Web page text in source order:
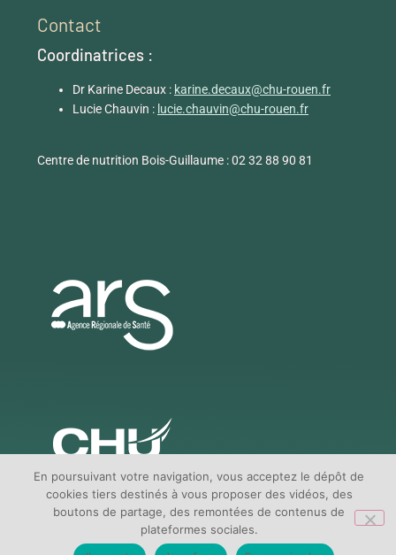
Contact
Coordinatrices :
Dr Karine Decaux : karine.decaux@chu-rouen.fr
Lucie Chauvin : lucie.chauvin@chu-rouen.fr
Centre de nutrition Bois-Guillaume : 02 32 88 90 81
En poursuivant votre navigation, vous acceptez le dépôt de
cookies tiers destinés à vous proposer des vidéos, des
boutons de partage, des remontées de contenus de
plateformes sociales.